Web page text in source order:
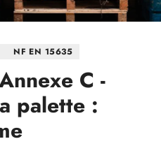
NF EN 15635
C -
palette :